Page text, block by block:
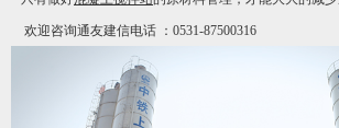
欢迎咨询通友建信电话 ：0531-87500316